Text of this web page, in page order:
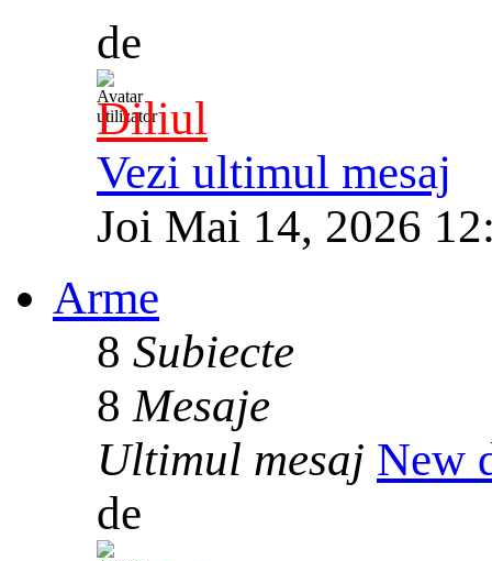
de
Diliul
Vezi ultimul mesaj
Joi Mai 14, 2026
Arme
8 Subiecte
8 Mesaje
Ultimul mesaj New
de